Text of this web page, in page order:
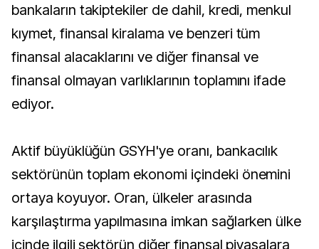
bankaların takiptekiler de dahil, kredi, menkul
kıymet, finansal kiralama ve benzeri tüm
finansal alacaklarını ve diğer finansal ve
finansal olmayan varlıklarının toplamını ifade
ediyor.
Aktif büyüklüğün GSYH'ye oranı, bankacılık
sektörünün toplam ekonomi içindeki önemini
ortaya koyuyor. Oran, ülkeler arasında
karşılaştırma yapılmasına imkan sağlarken ülke
içinde ilgili sektörün diğer finansal piyasalara